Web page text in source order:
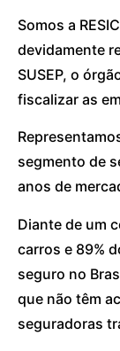
Somos a
devidamente
SUSEP, o
fiscalizar as
segmento de
anos de
Diante de um
carros e 89%
seguro no
que não têm
seguradoras